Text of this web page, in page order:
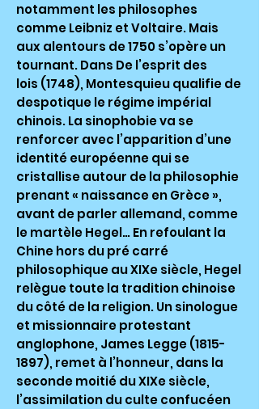
notamment les philosophes
comme Leibniz et Voltaire. Mais
aux alentours de 1750 s’opère un
tournant. Dans De l’esprit des
lois (1748), Montesquieu qualifie de
despotique le régime impérial
chinois. La sinophobie va se
renforcer avec l’apparition d’une
identité européenne qui se
cristallise autour de la philosophie
prenant « naissance en Grèce »,
avant de parler allemand, comme
le martèle Hegel… En refoulant la
Chine hors du pré carré
philosophique au XIXe siècle, Hegel
relègue toute la tradition chinoise
du côté de la religion. Un sinologue
et missionnaire protestant
anglophone, James Legge(1815-
1897), remet à l’honneur, dans la
seconde moitié du XIXe siècle,
l’assimilation du culte confucéen